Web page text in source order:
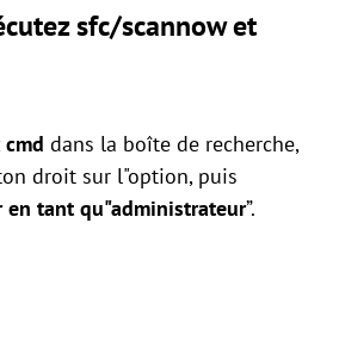
sfc/scannow et
cmd dans la boîte de recherche,
droit sur l"option, puis
en tant qu"administrateur”.